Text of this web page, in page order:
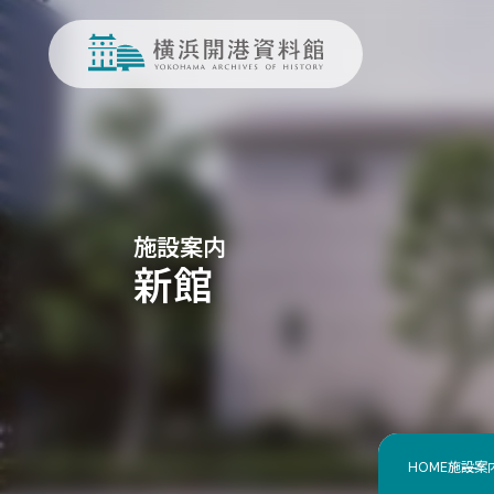
新館
施設案内
HOME施設案